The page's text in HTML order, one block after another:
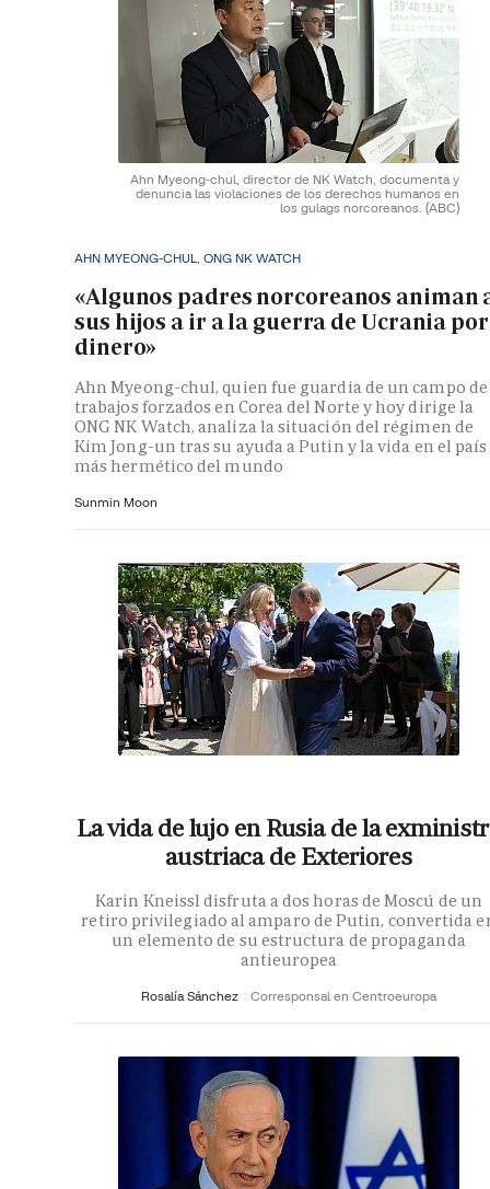
Ahn Myeong-chul, director de NK Watch, documenta y
denuncia las violaciones de los derechos humanos en
los gulags norcoreanos. (ABC)
AHN MYEONG-CHUL, ONG NK WATCH
«Algunos padres norcoreanos animan
sus hijos a ir a la guerra de Ucrania por
dinero»
Ahn Myeong-chul, quien fue guardia de un campo de
trabajos forzados en Corea del Norte y hoy dirige la
ONG NK Watch, analiza la situación del régimen de
Kim Jong-un tras su ayuda a Putin y la vida en el país
más hermético del mundo
Sunmin Moon
La vida de lujo en Rusia de la
austriaca de Exteriores
Karin Kneissl disfruta a dos horas de Moscú de un
retiro privilegiado al amparo de Putin, convertida
un elemento de su estructura de propaganda
antieuropea
Rosalía Sánchez Corresponsal en Centroeuropa